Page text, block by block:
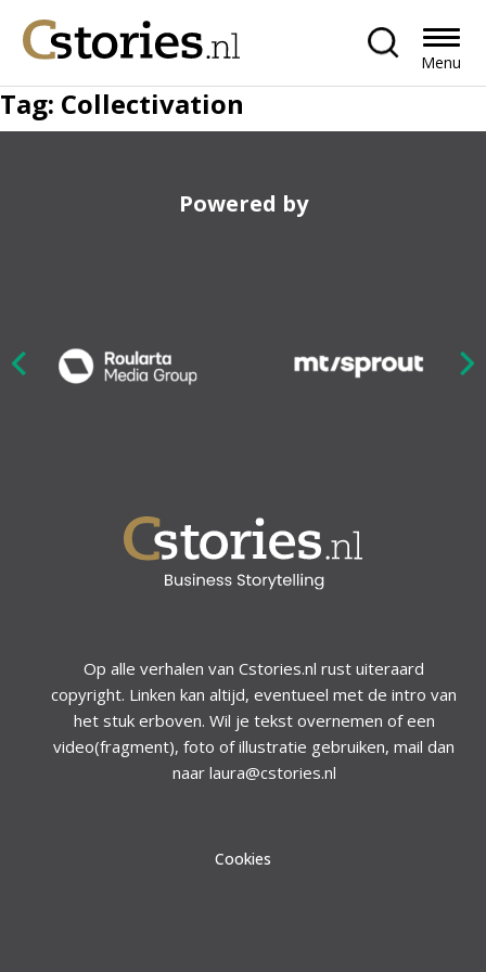
Menu
Tag: Collectivation
Powered by
Op alle verhalen van Cstories.nl rust uiteraard
copyright. Linken kan altijd, eventueel met de intro van
het stuk erboven. Wil je tekst overnemen of een
video(fragment), foto of illustratie gebruiken, mail dan
naar laura@cstories.nl
Cookies